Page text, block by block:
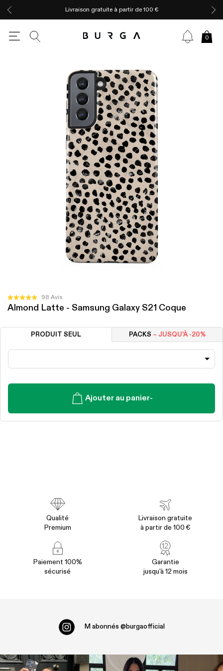
Livraison gratuite à partir de 100 €
0
Noté
4.9
98 AvisCliquez
pour
défiler
avis
Almond Latte - Samsung Galaxy S21 Coque
PRODUIT SEUL PACKS – JUSQU'À -20%
Ajouter au panier-
Qualité
Premium
Livraison gratuite
à partir de 100 €
Paiement 100%
sécurisé
Garantie
jusqu'à 12 mois
M abonnés @burgaofficial